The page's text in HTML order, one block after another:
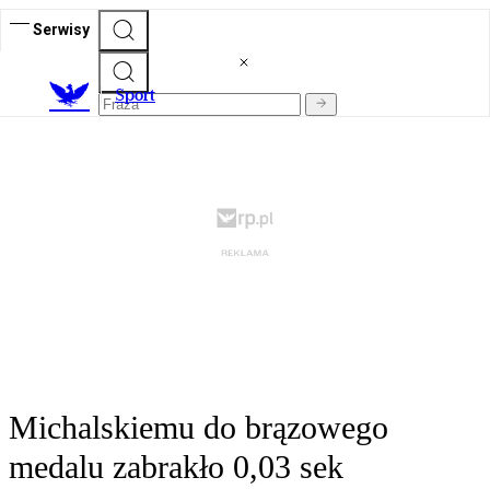
Serwisy
Sport
Michalskiemu do brązowego
medalu zabrakło 0,03 sek